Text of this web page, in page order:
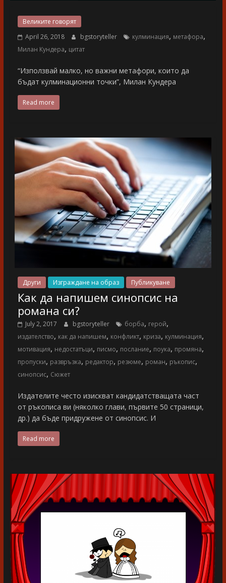
Великите говорят
April 26, 2018
bgstoryteller кулминация, метафора,
Милан Кундера, цитат
“Използвай малко, но важни метафори, които да
бъдат кулминационни точки”, Милан Кундера
Read more
Други Изграждане на образ Публикуване
Как да напишем синопсис на
романа си?
July 2, 2017 bgstoryteller борба, герой,
издателство, как да напишем, конфликт, криза, кулминация,
мотивация, недостатъци, писмо, послание, поука, промяна,
пропуски, развръзка, редактор, резюме, роман, ръкопис,
синопсис, Сюжет
Издателите често изискват кандидатстващата част
от ръкописа ви (няколко глави, първите 50 страници,
др.) да бъде придружене от синопсис. И
Read more